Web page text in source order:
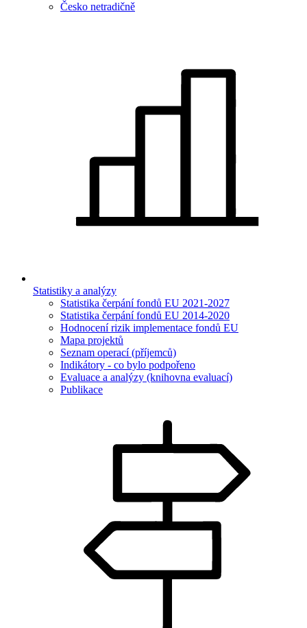
Česko netradičně
Statistiky a analýzy
Statistika čerpání fondů EU 2021-2027
Statistika čerpání fondů EU 2014-2020
Hodnocení rizik implementace fondů EU
Mapa projektů
Seznam operací (příjemců)
Indikátory - co bylo podpořeno
Evaluace a analýzy (knihovna evaluací)
Publikace